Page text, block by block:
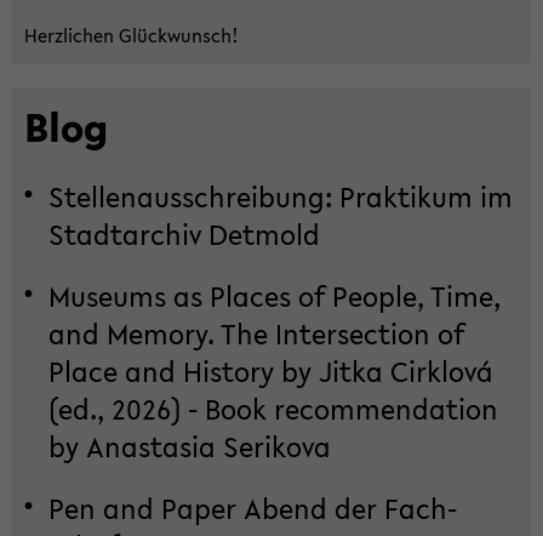
Herz­li­chen Glück­wunsch!
Blog
Stel­len­aus­schrei­bung: Prak­ti­kum im
Stadt­ar­chiv Det­mold
Mu­se­ums as Places of Peop­le, Time,
and Me­mo­ry. The In­ter­sec­tion of
Place and His­to­ry by Jitka Cirk­lová
(ed., 2026) - Book re­com­men­da­ti­on
by Ana­sta­sia Se­ri­ko­va
Pen and Paper Abend der Fach­